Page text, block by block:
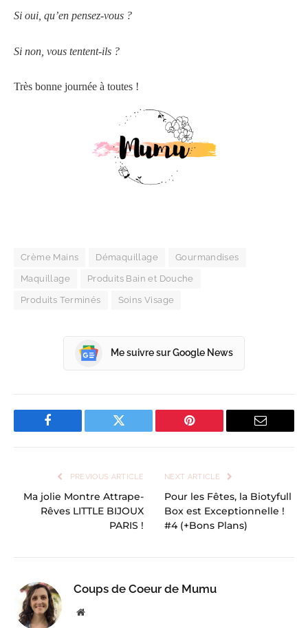
Si oui, qu’en pensez-vous ?
Si non, vous tentent-ils ?
Très bonne journée à toutes !
Crème Mains Démaquillage Gourmandises
Maquillage Produits Bain et Douche
Produits Terminés Soins Visage
Me suivre sur Google News
Facebook Twitter Pinterest Email
PREVIOUS ARTICLE
Ma jolie Montre Attrape-
Rêves LITTLE BIJOUX
PARIS !
NEXT ARTICLE
Pour les Fêtes, la Biotyfull
Box est Exceptionnelle !
#4 (+Bons Plans)
Coups de Coeur de Mumu
Website